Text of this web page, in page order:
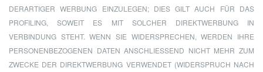
DERARTIGER WERBUNG EINZULEGEN; DIES GILT AUCH FÜR DAS
PROFILING, SOWEIT ES MIT SOLCHER DIREKTWERBUNG IN
VERBINDUNG STEHT. WENN SIE WIDERSPRECHEN, WERDEN IHRE
PERSONENBEZOGENEN DATEN ANSCHLIESSEND NICHT MEHR ZUM
ZWECKE DER DIREKTWERBUNG VERWENDET (WIDERSPRUCH NACH